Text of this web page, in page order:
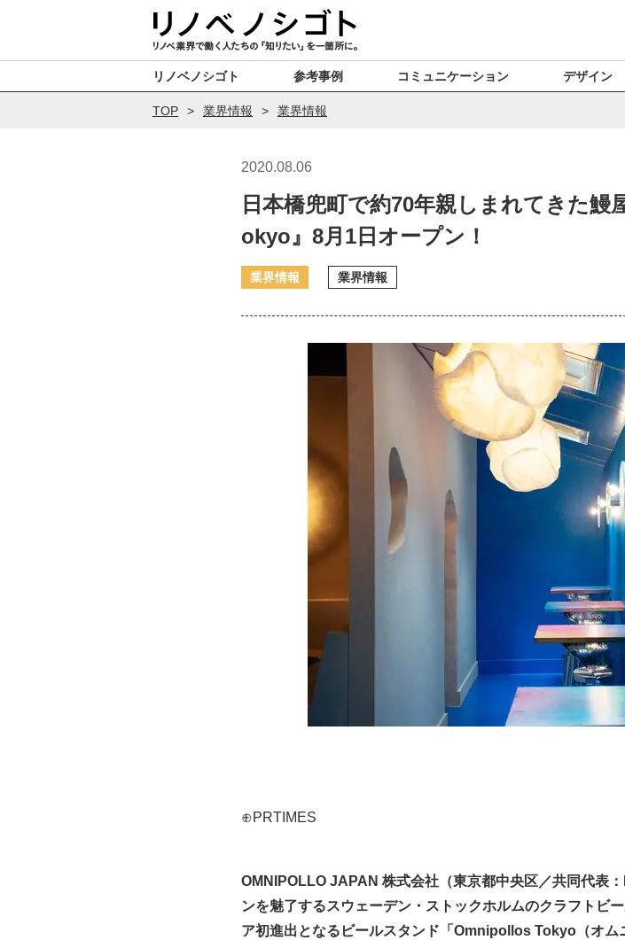
リノベノシゴト 参考事例 コミュニケーション デザイン
TOP 業界情報 業界情報
2020.08.06
日本橋兜町で約70年親しまれてきた
okyo』8月1日オープン！
業界情報 業界情報
⊕PRTIMES
OMNIPOLLO JAPAN 株式会社（東京都中央区／共同代表
ンを魅了するスウェーデン・ストックホルムのクラフトビ
ア初進出となるビールスタンド「Omnipollos Tokyo（オム